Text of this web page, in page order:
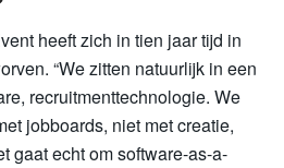
heeft zich in tien jaar tijd in
“We zitten natuurlijk in een
recruitmenttechnologie. We
jobboards, niet met creatie,
gaat echt om software-as-a-